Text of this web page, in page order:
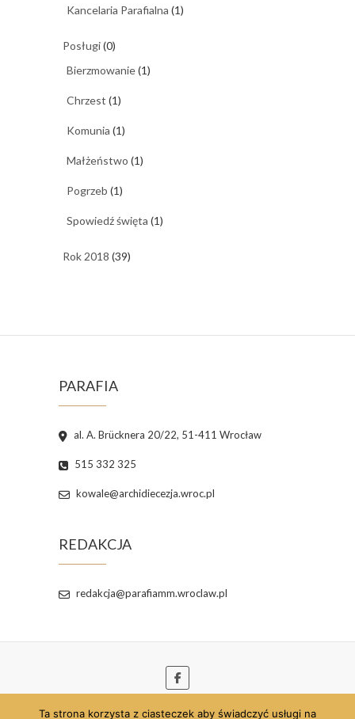
Kancelaria Parafialna (1)
Posługi(0)
Bierzmowanie(1)
Chrzest (1)
Komunia (1)
Małżeństwo (1)
Pogrzeb (1)
Spowiedź święta (1)
Rok 2018 (39)
PARAFIA
al. A. Brücknera 20/22, 51-411 Wrocław
515 332 325
kowale@archidiecezja.wroc.pl
REDAKCJA
redakcja@parafiamm.wroclaw.pl
Ta strona korzysta z ciasteczek aby świadczyć usługi na